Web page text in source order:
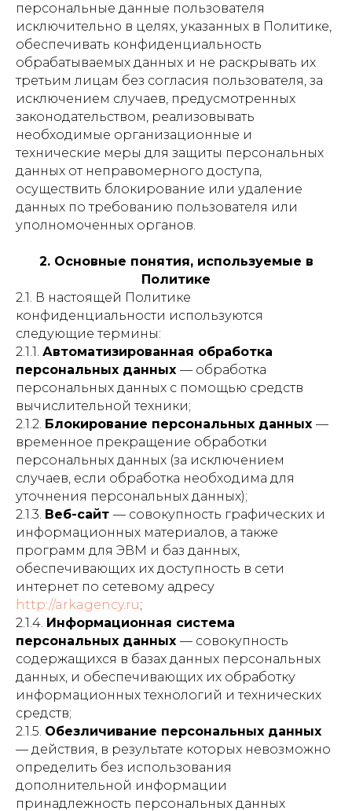
персональные данные пользователя
исключительно в целях, указанных в Политике,
обеспечивать конфиденциальность
обрабатываемых данных и не раскрывать их
третьим лицам без согласия пользователя, за
исключением случаев, предусмотренных
законодательством, реализовывать
необходимые организационные и
технические меры для защиты персональных
данных от неправомерного доступа,
осуществить блокирование или удаление
данных по требованию пользователя или
уполномоченных органов.
2. Основные понятия, используемые в
Политике
2.1. В настоящей Политике
конфиденциальности используются
следующие термины:
2.1.1. Автоматизированная обработка
персональных данных — обработка
персональных данных с помощью средств
вычислительной техники;
2.1.2. Блокирование персональных данных —
временное прекращение обработки
персональных данных (за исключением
случаев, если обработка необходима для
уточнения персональных данных);
2.1.3. Веб-сайт — совокупность графических и
информационных материалов, а также
программ для ЭВМ и баз данных,
обеспечивающих их доступность в сети
интернет по сетевому адресу
http://arkagency.ru;
2.1.4. Информационная система
персональных данных — совокупность
содержащихся в базах данных персональных
данных, и обеспечивающих их обработку
информационных технологий и технических
средств;
2.1.5. Обезличивание персональных данных
— действия, в результате которых невозможно
определить без использования
дополнительной информации
принадлежность персональных данных